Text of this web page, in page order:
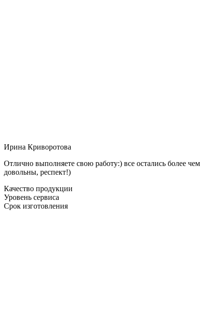
Ирина Криворотова
Отлично выполняете свою работу:) все остались более чем
довольны, респект!)
Качество продукции
Уровень сервиса
Срок изготовления